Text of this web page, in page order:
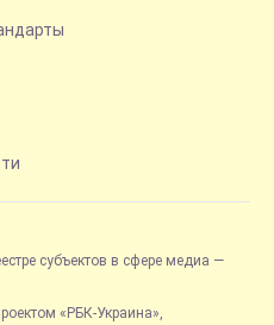
субъектов в сфере медиа —
«РБК-Украина»,